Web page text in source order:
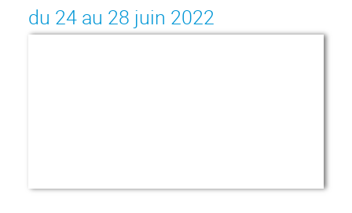
du 24 au 28 juin 2022